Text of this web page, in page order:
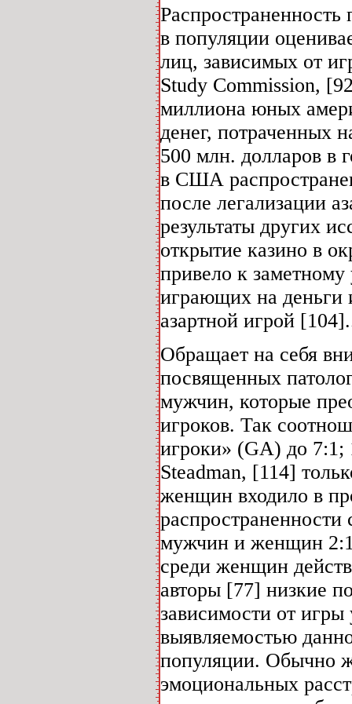
Распространенность
в популяции
лиц, зависимых от
Study Commission,
миллиона юных
денег, потраченных
500 млн. долларов в
в США
после легализации
результаты других
открытие казино в
привело к
играющих на деньги
азартной игрой
Обращает на себя
посвященных
мужчин, которые
игроков. Так
игроки» (GA) до
Steadman, [114]
женщин входило в
распространенности
мужчин и женщин 2:1
среди женщин
авторы [77] низкие
зависимости от
выявляемостью
популяции. Обычно
эмоциональных